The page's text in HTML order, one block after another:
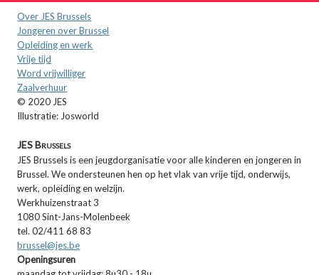
Over JES Brussels
Jongeren over Brussel
Opleiding en werk
Vrije tijd
Word vrijwilliger
Zaalverhuur
© 2020 JES
Illustratie: Josworld
JES Brussels
JES Brussels is een jeugdorganisatie voor alle kinderen en jongeren in
Brussel. We ondersteunen hen op het vlak van vrije tijd, onderwijs,
werk, opleiding en welzijn.
Werkhuizenstraat 3
1080 Sint-Jans-Molenbeek
tel. 02/411 68 83
brussel@jes.be
Openingsuren